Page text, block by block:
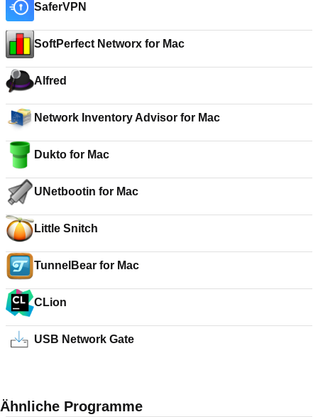
SaferVPN
SoftPerfect Networx for Mac
Alfred
Network Inventory Advisor for Mac
Dukto for Mac
UNetbootin for Mac
Little Snitch
TunnelBear for Mac
CLion
USB Network Gate
Ähnliche Programme